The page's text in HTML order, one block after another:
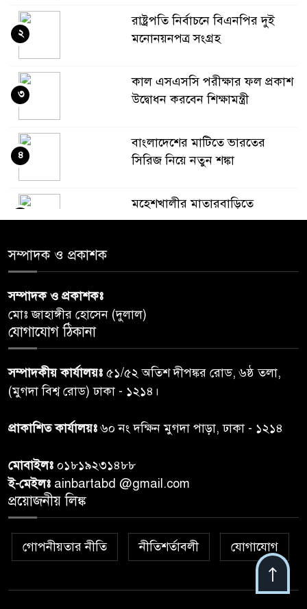
রাষ্ট্রপতি নির্বাচনে বিএনপির দুই
মনোনয়নপত্র সংগ্রহ
২
কাল এসএসসি পরীক্ষার ফল প্রকাশ
উদ্বোধন করবেন শিক্ষামন্ত্রী
৩
বাংলাদেশের মাটিতে ভারতের
সিরিজ নিয়ে নতুন শঙ্কা
৪
মহেশখালীর মাতারবাড়িতে
পৌঁছেছেন প্রধানমন্ত্রী
৬
গাজার ধ্বংসস্তূপে মিলল আরও ১৯
৭
কুলাউড়া সীমান্তে বিএসএফের
৮
নেওয়ার পর ভারতীয় নাগরিক আটক
৯
১০
সম্পাদক ও প্রকাশক
সম্পাদক ও প্রকাশকঃ
মোঃ জাহাঙ্গীর হোসেন (দুলাল)
যোগাযোগ ঠিকানা
সম্পাদকীয় কার্যালয়ঃ ৫১/৫২ অতিশ দীপঙ্কর রোড, ৬ষ্ঠ তলা,
(মুগদা বিশ্ব রোড) ঢাকা - ১২১৪।
প্রাকাশিত কার্যালয়ঃ৬০ নং দক্ষিন মুগদা পাড়া, ঢাকা - ১২১৪
মোবাইলঃ ০১৮১৯২৩১৪৮৮
ই-মেইলঃ ainbartabd @gmail.com
প্রয়োজনীয় লিঙ্ক
গোপনীয়তার নীতি নীতিশর্তাবলী যোগাযোগ